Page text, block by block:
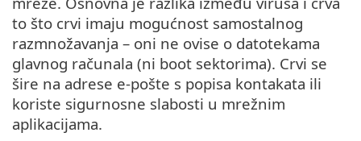
to što crvi imaju mogućnost samostalnog
razmnožavanja – oni ne ovise o datotekama
glavnog računala (ni boot sektorima). Crvi se
šire na adrese e-pošte s popisa kontakata ili
koriste sigurnosne slabosti u mrežnim
aplikacijama.